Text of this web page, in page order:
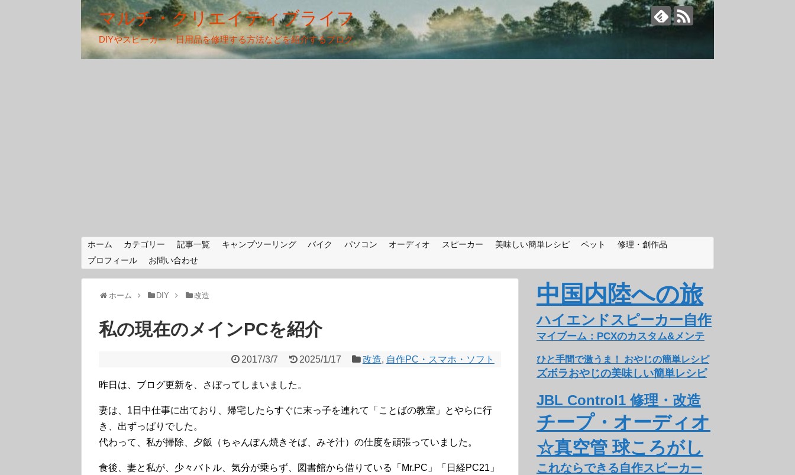
マルチ・クリエイティブライフ
DIYやスピーカー・日用品を修理する方法などを紹介するブログ
ホーム カテゴリー 記事一覧 キャンプツーリング バイク パソコン オーディオ スピーカー 美味しい簡単レシピ ペット
修理・創作品
プロフィール
お問い合わせ
ホーム DIY 改造
私の現在のメインPCを紹介
2017/3/7 2025/1/17 改造, 自作PC・スマホ・ソフト
昨日は、ブログ更新を、さぼってしまいました。
妻は、1日中仕事に出ており、帰宅したらすぐに末っ子を連れて「ことばの教室」とやらに行
き、出ずっぱりでした。
代わって、私が掃除、夕飯（ちゃんぽん焼きそば、みそ汁）の仕度を頑張っていました。
食後、妻と私が、少々バトル、気分が乗らず、図書館から借りている「Mr.PC」「日経PC21」
中国内陸への旅
ハイエンドスピーカー自作
マイブーム：PCXのカスタム&メンテ
ひと手間で激うま！ おやじの簡単レシピ
ズボラおやじの美味しい簡単レシピ
JBL Control1 修理・改造
チープ・オーディオ
☆真空管 球ころがし
これならできる自作スピーカー